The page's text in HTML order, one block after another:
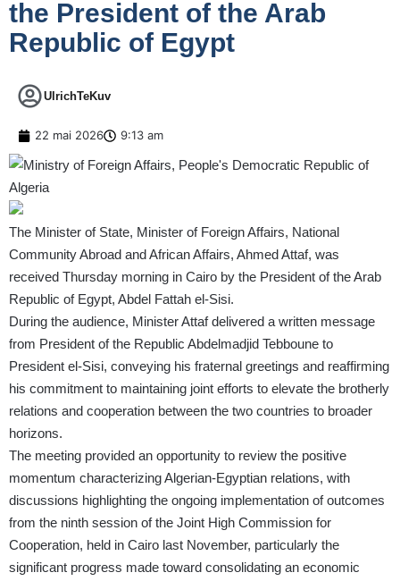
the President of the Arab
Republic of Egypt
UlrichTeKuv
22 mai 2026 9:13 am
The Minister of State, Minister of Foreign Affairs, National
Community Abroad and African Affairs, Ahmed Attaf, was
received Thursday morning in Cairo by the President of the Arab
Republic of Egypt, Abdel Fattah el-Sisi.
During the audience, Minister Attaf delivered a written message
from President of the Republic Abdelmadjid Tebboune to
President el-Sisi, conveying his fraternal greetings and reaffirming
his commitment to maintaining joint efforts to elevate the brotherly
relations and cooperation between the two countries to broader
horizons.
The meeting provided an opportunity to review the positive
momentum characterizing Algerian-Egyptian relations, with
discussions highlighting the ongoing implementation of outcomes
from the ninth session of the Joint High Commission for
Cooperation, held in Cairo last November, particularly the
significant progress made toward consolidating an economic